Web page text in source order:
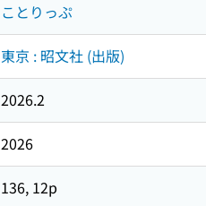
ことりっぷ
東京 : 昭文社 (出版)
2026.2
2026
136, 12p